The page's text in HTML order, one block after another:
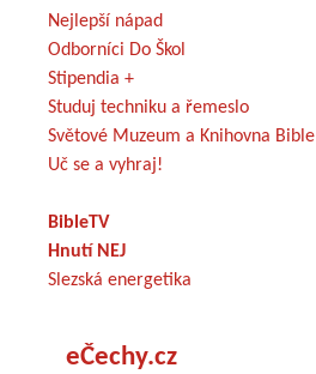
Nejlepší nápad
Odborníci Do Škol
Stipendia +
Studuj techniku a řemeslo
Světové Muzeum a Knihovna Bible
Uč se a vyhraj!
BibleTV
Hnutí NEJ
Slezská energetika
eČechy.cz